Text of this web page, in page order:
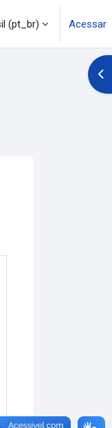
‎(pt_br)‎ Acessar